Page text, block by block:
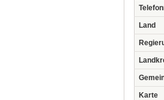
Land
Karte